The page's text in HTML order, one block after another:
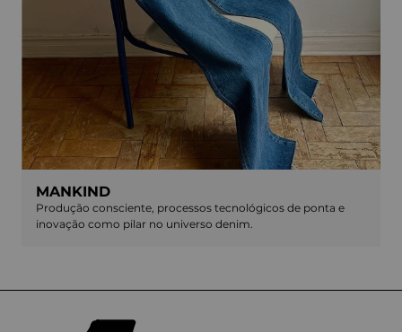
MANKIND
Produção consciente, processos tecnológicos de ponta e
inovação como pilar no universo denim.